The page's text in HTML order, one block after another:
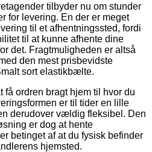
tilbyder nu om stunder
for levering. En der er meget
til et afhentningssted, fordi
til at kunne afhente dine
det. Fragtmuligheden er altså
den mest prisbevidste
sort elastikbælte.
ordren bragt hjem til hvor du
er til tider en lille
derudover vældig fleksibel. Den
er dog at hente
betinget af at du fysisk befinder
hjemsted.